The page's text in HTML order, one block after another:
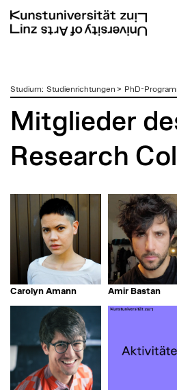
zumStudium: Studienrichtungen > PhD-
Mitglieder
Research
Carolyn Amann Amir Bastan